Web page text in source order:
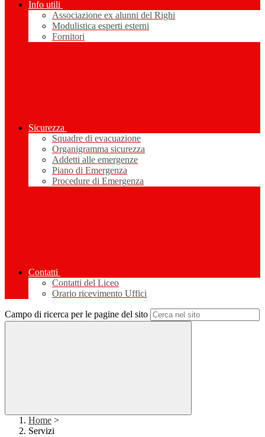
Info utili
Associazione ex alunni del Righi
Modulistica esperti esterni
Fornitori
Sicurezza
Squadre di evacuazione
Organigramma sicurezza
Addetti alle emergenze
Piano di Emergenza
Procedure di Emergenza
Contatti
Contatti del Liceo
Orario ricevimento Uffici
Campo di ricerca per le pagine del sito
Home >
Servizi